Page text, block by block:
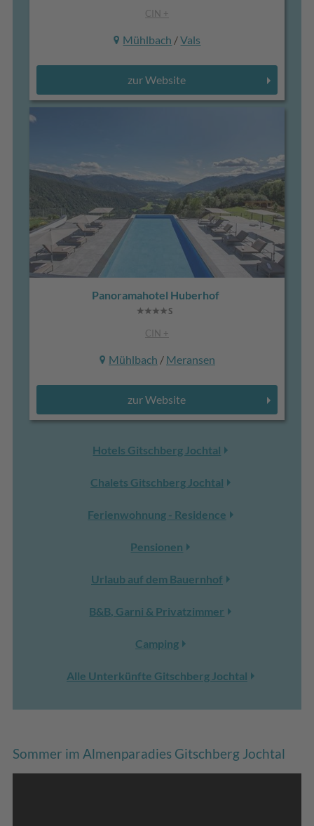
CIN +
Mühlbach /Vals
zur Website
Panoramahotel Huberhof
CIN +
Mühlbach / Meransen
zur Website
Hotels Gitschberg Jochtal
Chalets Gitschberg Jochtal
Ferienwohnung - Residence
Pensionen
Urlaub auf dem Bauernhof
B&B, Garni & Privatzimmer
Camping
Alle Unterkünfte Gitschberg Jochtal
Sommer im Almenparadies Gitschberg Jochtal